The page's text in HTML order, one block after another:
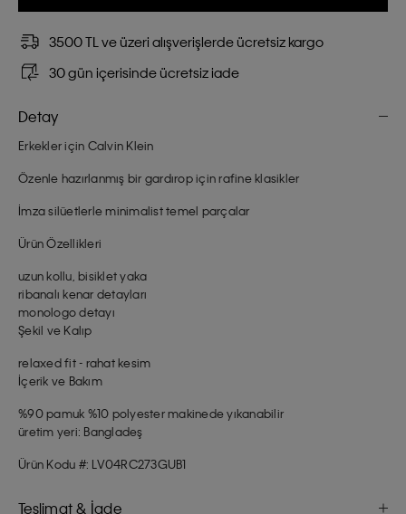
3500 TL ve üzeri alışverişlerde ücretsiz kargo
30 gün içerisinde ücretsiz iade
Detay
Erkekler için Calvin Klein
Özenle hazırlanmış bir gardırop için rafine klasikler
İmza silüetlerle minimalist temel parçalar
Ürün Özellikleri
uzun kollu, bisiklet yaka
ribanalı kenar detayları
monologo detayı
Şekil ve Kalıp
relaxed fit - rahat kesim
İçerik ve Bakım
%90 pamuk %10 polyester makinede yıkanabilir
üretim yeri: Bangladeş
Ürün Kodu #: LV04RC273GUB1
Teslimat & İade